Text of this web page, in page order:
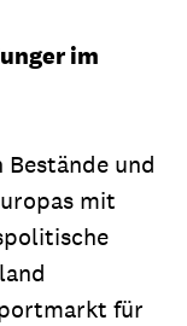
im
und
mit
für